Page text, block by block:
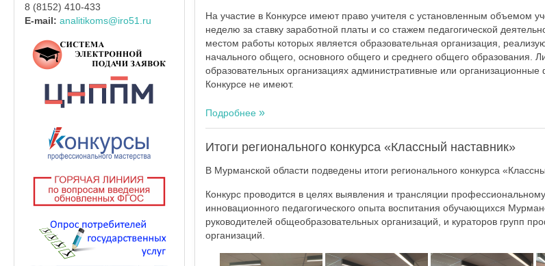
На участие в Конкурсе имеют право учителя с установленным объемом
неделю за ставку заработной платы и со стажем педагогической
местом работы которых является образовательная организация,
начального общего, основного общего и среднего общего образования.
образовательных организациях административные или организационные
Конкурсе не имеют.
Подробнее
Итоги регионального конкурса «Классный наставник»
В Мурманской области подведены итоги регионального конкурса
Конкурс проводится в целях выявления и трансляции
инновационного педагогического опыта воспитания обучающихся
руководителей общеобразовательных организаций, и кураторов групп
организаций.
8 (8152) 410-433
E-mail: analitikoms@iro51.ru